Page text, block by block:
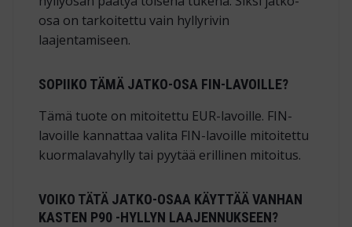
osa on tarkoitettu vain hyllyrivin
laajentamiseen.
SOPIIKO TÄMÄ JATKO-OSA FIN-LAVOILLE?
Tämä tuote on mitoitettu EUR-lavoille. FIN-
lavoille kannattaa valita FIN-lavoille mitoitettu
kuormalavahylly tai pyytää erillinen mitoitus.
VOIKO TÄTÄ JATKO-OSAA KÄYTTÄÄ VANHAN
KASTEN P90 -HYLLYN LAAJENNUKSEEN?